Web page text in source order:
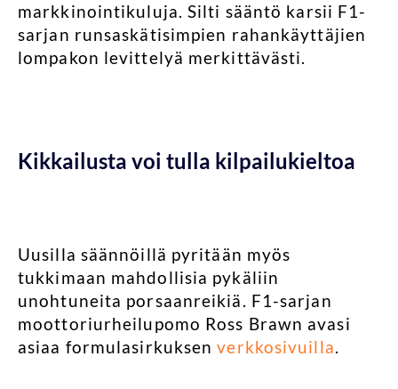
markkinointikuluja. Silti sääntö karsii F1-
sarjan runsaskätisimpien rahankäyttäjien
lompakon levittelyä merkittävästi.
Kikkailusta voi tulla kilpailukieltoa
Uusilla säännöillä pyritään myös
tukkimaan mahdollisia pykäliin
unohtuneita porsaanreikiä. F1-sarjan
moottoriurheilupomo Ross Brawn avasi
asiaa formulasirkuksenverkkosivuilla.